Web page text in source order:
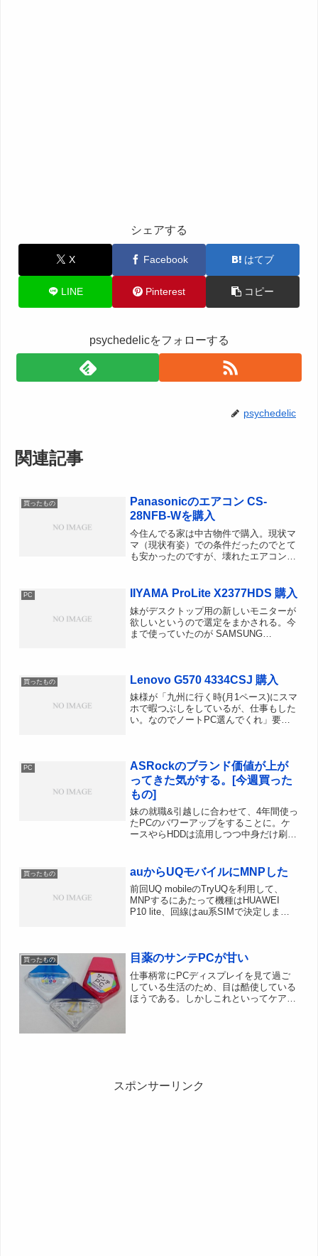
シェアする
X Facebook はてブ
LINE Pinterest コピー
psychedelicをフォローする
psychedelic
関連記事
買ったもの
Panasonicのエアコン CS-
28NFB-Wを購入
今住んでる家は中古物件で購入。現状マ
マ（現状有姿）での条件だったのでとて
も安かったのですが、壊れたエアコンな
あまりなく、風通しもいいので 暑けれ
PC IIYAMA ProLite X2377HDS 購入
妹がデスクトップ用の新しいモニターが
欲しいというので選定をまかされる。今
まで使っていたのが SAMSUNG
買ったもの Lenovo G570 4334CSJ 購入
妹様が「九州に行く時(月1ペース)にスマ
ホで暇つぶしをしているが、仕事もした
い。なのでノートPC選んでくれ」要件
るのにも使いたい...
PC
ASRockのブランド価値が上が
ってきた気がする。[今週買った
もの]
妹の就職&引越しに合わせて、4年間使っ
たPCのパワーアップをすることに。ケ
ースやらHDDは流用しつつ中身だけ刷
にデュアルコアでも良さそう...
買ったもの auからUQモバイルにMNPした
前回UQ mobileのTryUQを利用して、
MNPするにあたって機種はHUAWEI
P10 lite、回線はau系SIMで決定しまし
買ったもの 目薬のサンテPCが甘い
仕事柄常にPCディスプレイを見て過ご
している生活のため、目は酷使している
ほうである。しかしこれといってケアし
スポンサーリンク